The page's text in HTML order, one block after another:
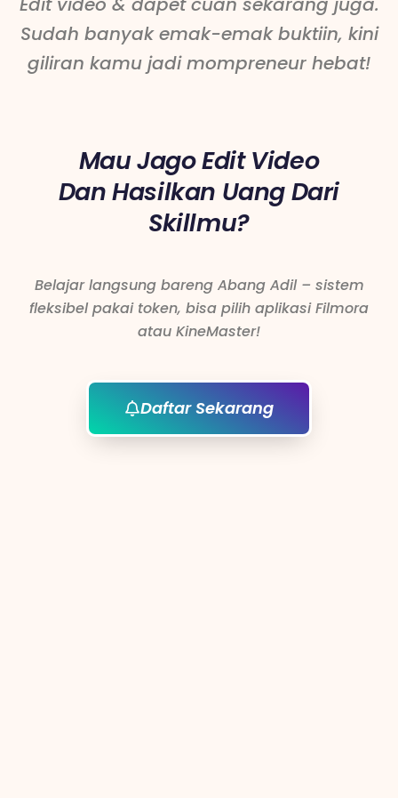
Sudah banyak emak-emak buktiin, kini
giliran kamu jadi mompreneur hebat!
Mau Jago Edit Video
Dan Hasilkan Uang Dari
Skillmu?
Belajar langsung bareng Abang Adil – sistem
fleksibel pakai token, bisa pilih aplikasi Filmora
atau KineMaster!
Daftar Sekarang